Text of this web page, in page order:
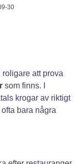
30
att prova
som finns. I
krogar av riktigt
bara några